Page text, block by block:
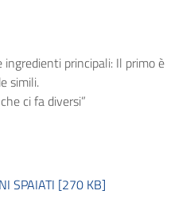
ingredienti principali: Il primo è
simili.
ci fa diversi”
SPAIATI [270 KB]